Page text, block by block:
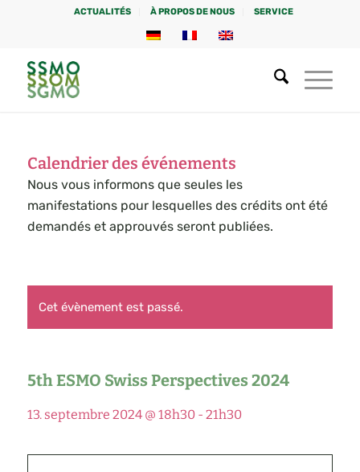
ACTUALITÉS À PROPOS DE NOUS SERVICE
Calendrier des événements
Nous vous informons que seules les
manifestations pour lesquelles des crédits ont été
demandés et approuvés seront publiées.
Cet évènement est passé.
5th ESMO Swiss Perspectives 2024
13. septembre 2024 @ 18h30- 21h30